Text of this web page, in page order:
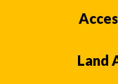
Land